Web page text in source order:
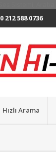
0 212 588 0736
Hızlı Arama